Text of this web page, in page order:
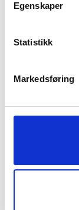
Egenskaper
Statistikk
Markedsføring
Vis